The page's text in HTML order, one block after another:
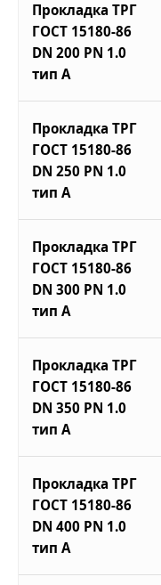
Прокладка ТРГ
ГОСТ 15180-86
DN 200 PN 1.0
тип A
Прокладка ТРГ
ГОСТ 15180-86
DN 250 PN 1.0
тип A
Прокладка ТРГ
ГОСТ 15180-86
DN 300 PN 1.0
тип A
Прокладка ТРГ
ГОСТ 15180-86
DN 350 PN 1.0
тип A
Прокладка ТРГ
ГОСТ 15180-86
DN 400 PN 1.0
тип A